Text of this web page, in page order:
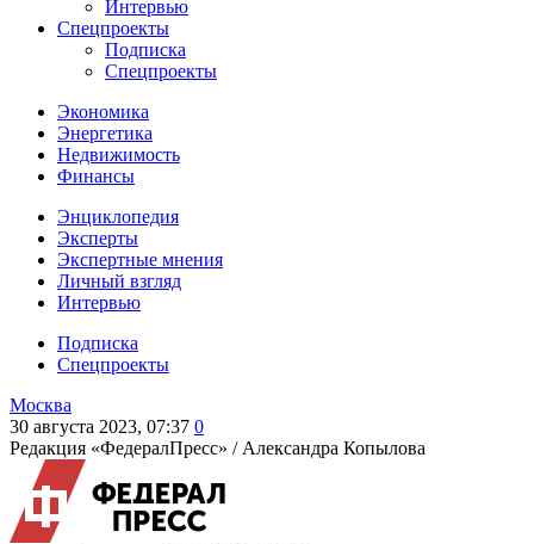
Интервью
Спецпроекты
Подписка
Спецпроекты
Экономика
Энергетика
Недвижимость
Финансы
Энциклопедия
Эксперты
Экспертные мнения
Личный взгляд
Интервью
Подписка
Спецпроекты
Москва
30 августа 2023, 07:37 0
Редакция «ФедералПресс» / Александра Копылова